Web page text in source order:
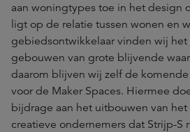
aan woningtypes toe in het design
ligt op de relatie tussen wonen en
gebiedsontwikkelaar vinden wij
gebouwen van grote blijvende
daarom blijven wij zelf de
voor de Maker Spaces. Hiermee
bijdrage aan het uitbouwen van het
creatieve ondernemers dat Strijp-S